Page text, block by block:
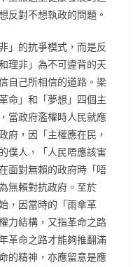
反對不想執政的問題。
」的抗爭模式，而是反
理非」為不可違背的天
自己所相信的道路。梁
命」和「夢想」四個主
當政府濫權時人民就應
府，因「主權應在民，
僕人，「人民唔應該害
面對無賴的政府時「唔
無賴對抗政府。至於
，因當時的「雨傘革
力結構，又指革命之路
革命之路才能夠推翻滿
的精神，亦應留意是應